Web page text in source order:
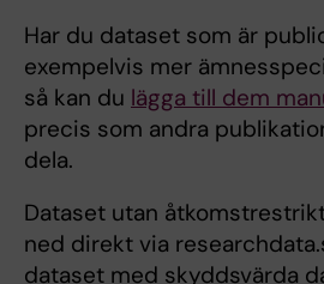
Har du dataset som är
exempelvis mer
så kan du lägga till dem
precis som andra
dela.
Dataset utan
ned direkt via
dataset med skyddsvärda